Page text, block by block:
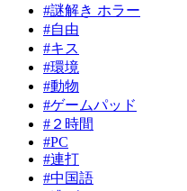
#謎解き ホラー
#自由
#キス
#環境
#動物
#ゲームパッド
#２時間
#PC
#連打
#中国語